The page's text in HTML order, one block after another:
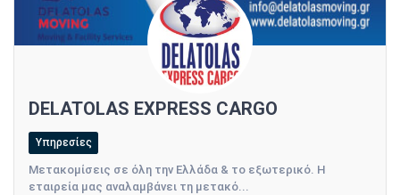
DELATOLAS EXPRESS CARGO
Υπηρεσίες
Μετακομίσεις σε όλη την Ελλάδα & το εξωτερικό. Η
εταιρεία μας αναλαμβάνει τη μετακό...